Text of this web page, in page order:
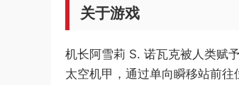
关于游戏
机长阿雪莉 S. 诺瓦克被人类赋
太空机甲，通过单向瞬移站前